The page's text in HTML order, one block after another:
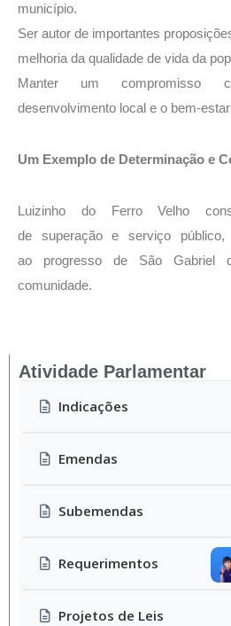
município.
Ser autor de importantes
melhoria da qualidade de vida da
Manter um compromisso
desenvolvimento local e o bem-
Um Exemplo de Determinação e
Luizinho do Ferro Velho
de superação e serviço
ao progresso de São
comunidade.
Atividade Parlamentar
Indicações
Emendas
Subemendas
Requerimentos
Projetos de Leis